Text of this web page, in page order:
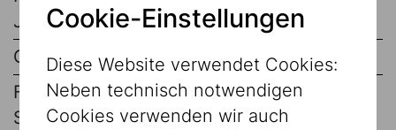
Jahre
Gruppentarif ab 10 Personen
€ 11,-
Führungen pro Gruppe und
Stunde
Cookie-Einstellungen
Diese Website verwendet Cookies:
Neben technisch notwendigen
Cookies verwenden wir auch